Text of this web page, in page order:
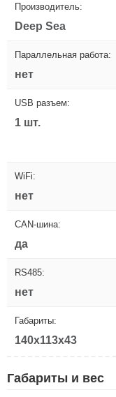
Производитель:
Deep Sea
Параллельная работа:
нет
USB разъем:
1 шт.
WiFi:
нет
CAN-шина:
да
RS485:
нет
Габариты:
140x113x43
Габариты и вес